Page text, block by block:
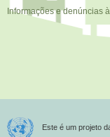
Informações e denúncias
Este é um projeto